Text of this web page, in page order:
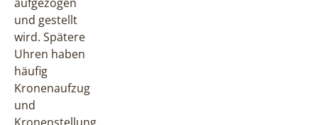
und gestellt
wird. Spätere
Uhren haben
häufig
Kronenaufzug
und